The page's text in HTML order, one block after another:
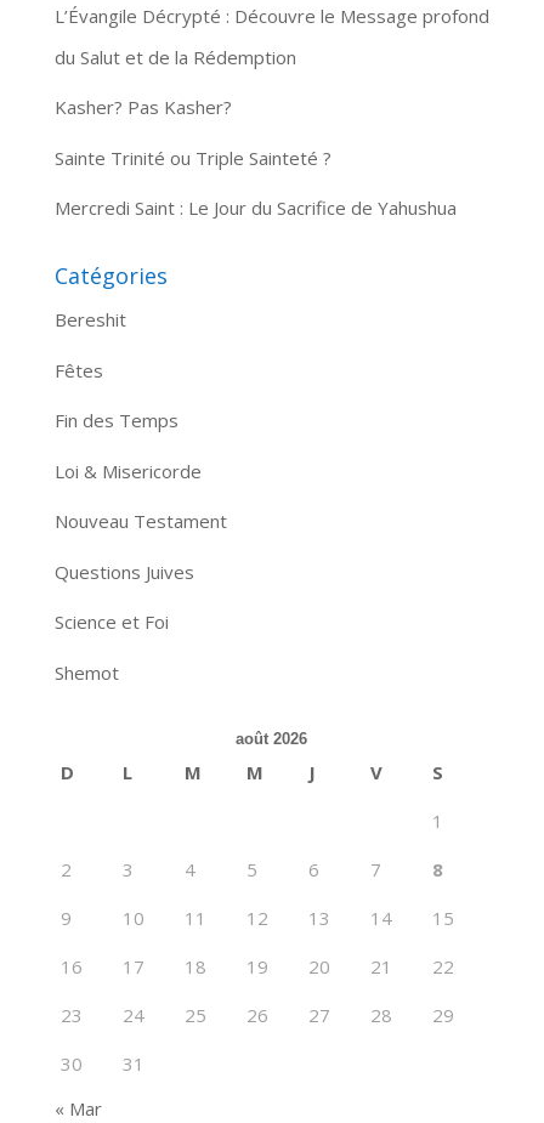
L’Évangile Décrypté : Découvre le Message profond
du Salut et de la Rédemption
Kasher? Pas Kasher?
Sainte Trinité ou Triple Sainteté ?
Mercredi Saint : Le Jour du Sacrifice de Yahushua
Catégories
Bereshit
Fêtes
Fin des Temps
Loi & Misericorde
Nouveau Testament
Questions Juives
Science et Foi
Shemot
août 2026
D L M M J V
S
1
2
3 4 5 6 7
8
9
10 11 12 13 14
15
16
17 18 19 20 21
22
23
24 25 26 27 28
29
30
31
« Mar